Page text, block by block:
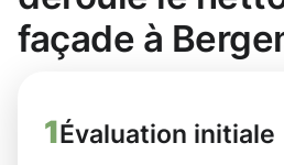
façade à
1Évaluation initiale